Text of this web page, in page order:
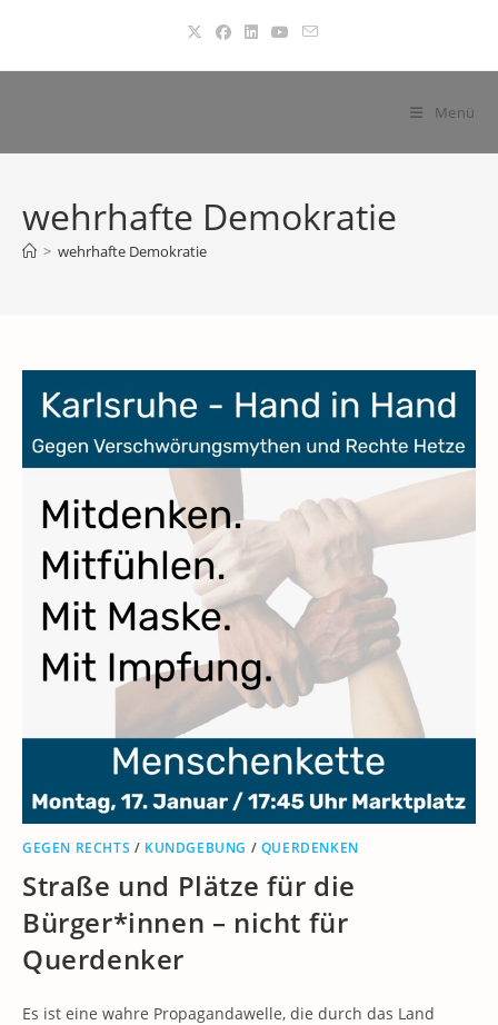
springen
Menü
wehrhafte Demokratie
> wehrhafte Demokratie
GEGEN RECHTS / KUNDGEBUNG / QUERDENKEN
Straße und Plätze für die
Bürger*innen – nicht für
Querdenker
Es ist eine wahre Propagandawelle, die durch das Land